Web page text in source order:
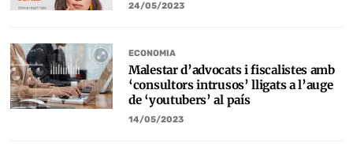
24/05/2023
ECONOMIA
Malestar d’advocats i fiscalistes amb
‘consultors intrusos’ lligats a l’auge
de ‘youtubers’ al país
14/05/2023